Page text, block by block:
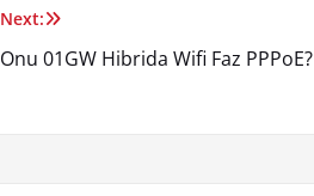
Next:
Onu 01GW Hibrida Wifi Faz PPPoE?